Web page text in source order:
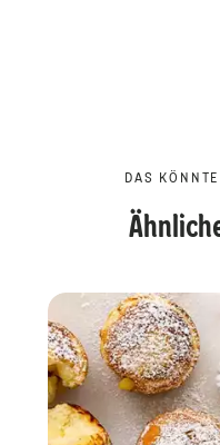
DAS